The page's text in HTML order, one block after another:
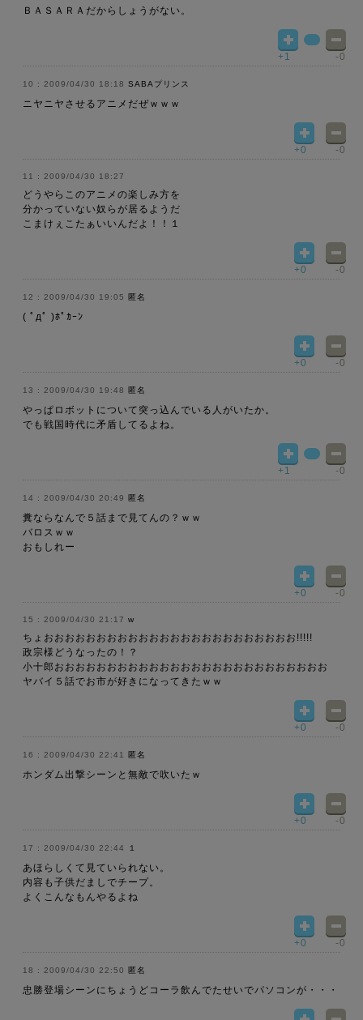
ＢＡＳＡＲＡだからしょうがない。
+1 -0
2009/04/30 18:18 SABAプリンス
ニヤニヤさせるアニメだぜｗｗｗ
+0 -0
2009/04/30 18:27
どうやらこのアニメの楽しみ方を
分かっていない奴らが居るようだ
こまけぇこたぁいいんだよ！！１
+0 -0
2009/04/30 19:05 匿名
( ﾟдﾟ )ﾎﾟｶｰﾝ
+0 -0
2009/04/30 19:48 匿名
やっぱロボットについて突っ込んでいる人がいたか。
でも戦国時代に矛盾してるよね。
+1 -0
2009/04/30 20:49 匿名
糞ならなんで５話まで見てんの？ｗｗ
バロスｗｗ
おもしれー
+0 -0
2009/04/30 21:17 w
ちょおおおおおおおおおおおおおおおおおおおおおおおお!!!!!
政宗様どうなったの！？
小十郎おおおおおおおおおおおおおおおおおおおおおおおおおお
ヤバイ５話でお市が好きになってきたｗｗ
+0 -0
2009/04/30 22:41 匿名
ホンダム出撃シーンと無敵で吹いたｗ
+0 -0
2009/04/30 22:44 １
あほらしくて見ていられない。
内容も子供だましでチープ。
よくこんなもんやるよね
+0 -0
2009/04/30 22:50 匿名
忠勝登場シーンにちょうどコーラ飲んでたせいでパソコンが・・・